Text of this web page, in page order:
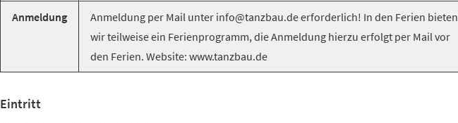
Anmeldung
Anmeldung per Mail unter info@tanzbau.de erforderlich! In den Ferien bieten
wir teilweise ein Ferienprogramm, die Anmeldung hierzu erfolgt per Mail vor
den Ferien. Website: www.tanzbau.de
Eintritt